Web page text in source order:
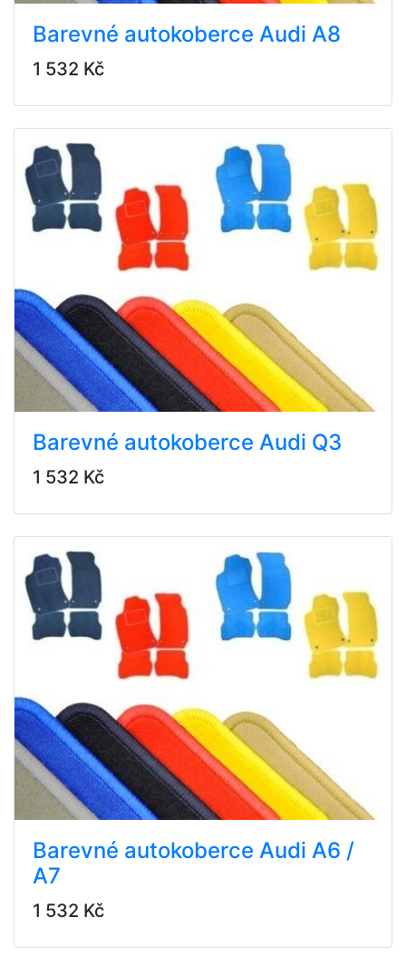
Barevné autokoberce Audi A8
1 532 Kč
Barevné autokoberce Audi Q3
1 532 Kč
Barevné autokoberce Audi A6 /
A7
1 532 Kč